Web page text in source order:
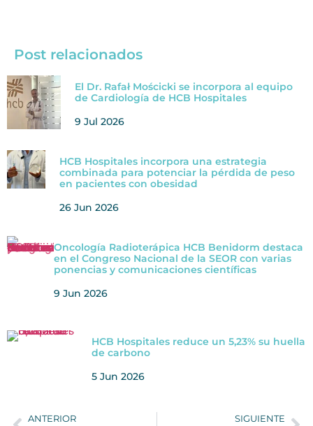
Post relacionados
El Dr. Rafał Mościcki se incorpora al equipo
de Cardiología de HCB Hospitales
9 Jul 2026
HCB Hospitales incorpora una estrategia
combinada para potenciar la pérdida de peso
en pacientes con obesidad
26 Jun 2026
Oncología Radioterápica HCB Benidorm destaca
en el Congreso Nacional de la SEOR con varias
ponencias y comunicaciones científicas
9 Jun 2026
HCB Hospitales reduce un 5,23% su huella
de carbono
5 Jun 2026
ANTERIOR SIGUIENTE